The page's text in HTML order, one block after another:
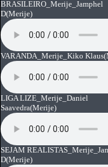
BRASILEIRO_Merije_Jamphel
D(Merije)
VARANDA_Merije_Kiko Klaus
LIGA LIZE_Merije_Daniel
Saavedra(Merije)
SEJAM
D(Merije)